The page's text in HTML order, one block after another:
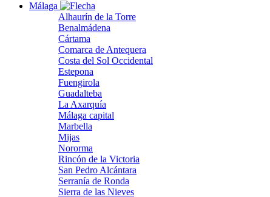
Málaga
Alhaurín de la Torre
Benalmádena
Cártama
Comarca de Antequera
Costa del Sol Occidental
Estepona
Fuengirola
Guadalteba
La Axarquía
Málaga capital
Marbella
Mijas
Nororma
Rincón de la Victoria
San Pedro Alcántara
Serranía de Ronda
Sierra de las Nieves